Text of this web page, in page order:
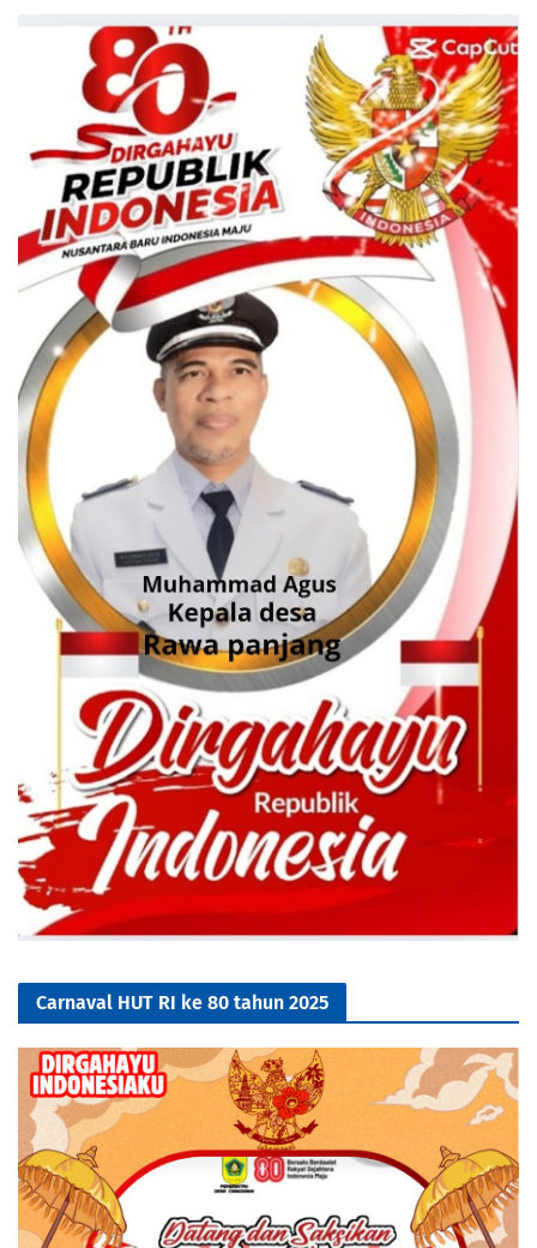
Carnaval HUT RI ke 80 tahun 2025